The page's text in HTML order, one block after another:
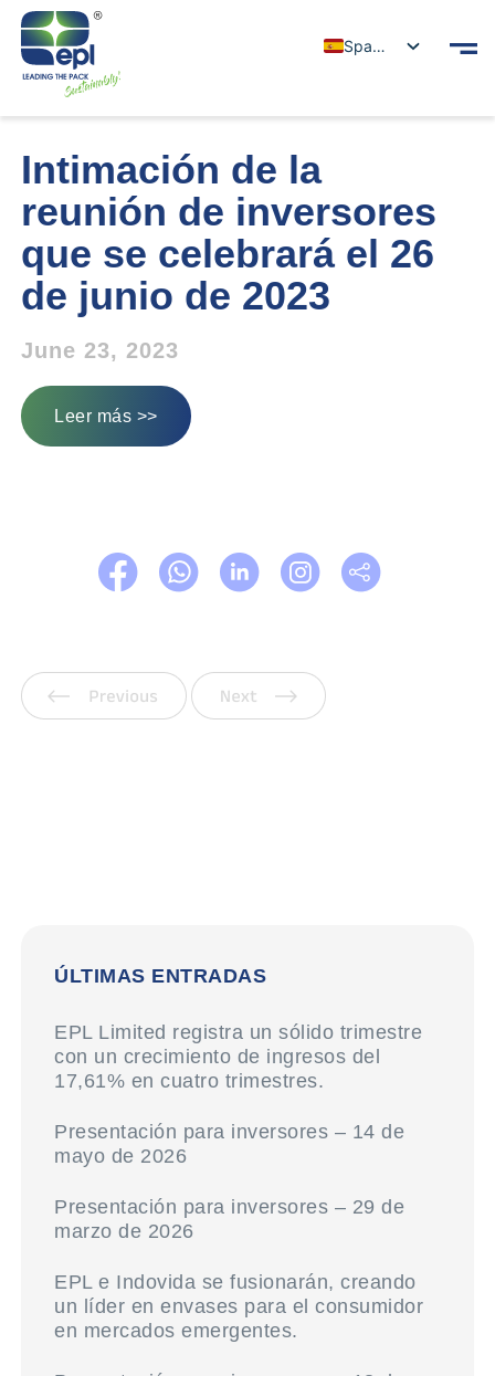
Spanish
Intimación de la
reunión de inversores
que se celebrará el 26
de junio de 2023
June 23, 2023
Leer más >>
Anterior
ÚLTIMAS ENTRADAS
EPL Limited registra un sólido trimestre
con un crecimiento de ingresos del
17,61% en cuatro trimestres.
Presentación para inversores – 14 de
mayo de 2026
Presentación para inversores – 29 de
marzo de 2026
EPL e Indovida se fusionarán, creando
un líder en envases para el consumidor
en mercados emergentes.